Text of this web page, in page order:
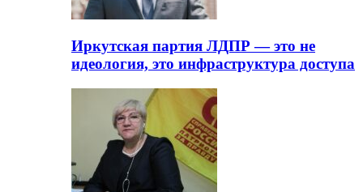
Иркутская партия ЛДПР — это не
идеология, это инфраструктура доступа